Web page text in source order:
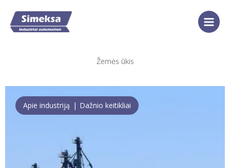
prie
turinio
Žemės ūkis
Apie industriją Dažnio keitikliai